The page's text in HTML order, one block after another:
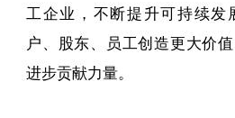
工企业，不断提升可持续发
户、股东、员工创造更大价
进步贡献力量。